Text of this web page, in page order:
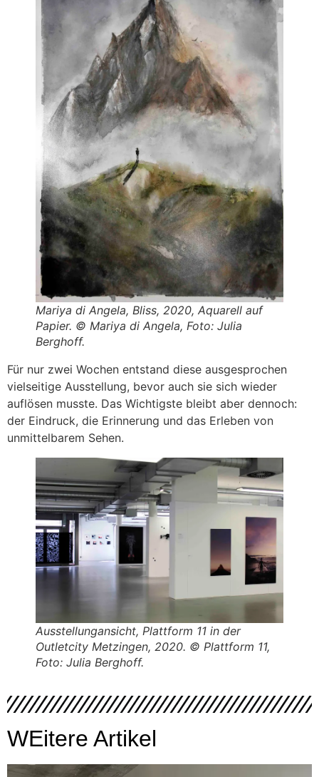
Mariya di Angela, Bliss, 2020, Aquarell auf
Papier. © Mariya di Angela, Foto: Julia
Berghoff.
Für nur zwei Wochen entstand diese ausgesprochen
vielseitige Ausstellung, bevor auch sie sich wieder
auflösen musste. Das Wichtigste bleibt aber dennoch:
der Eindruck, die Erinnerung und das Erleben von
unmittelbarem Sehen.
Ausstellungansicht, Plattform 11 in der
Outletcity Metzingen, 2020. © Plattform 11,
Foto: Julia Berghoff.
WEitere Artikel